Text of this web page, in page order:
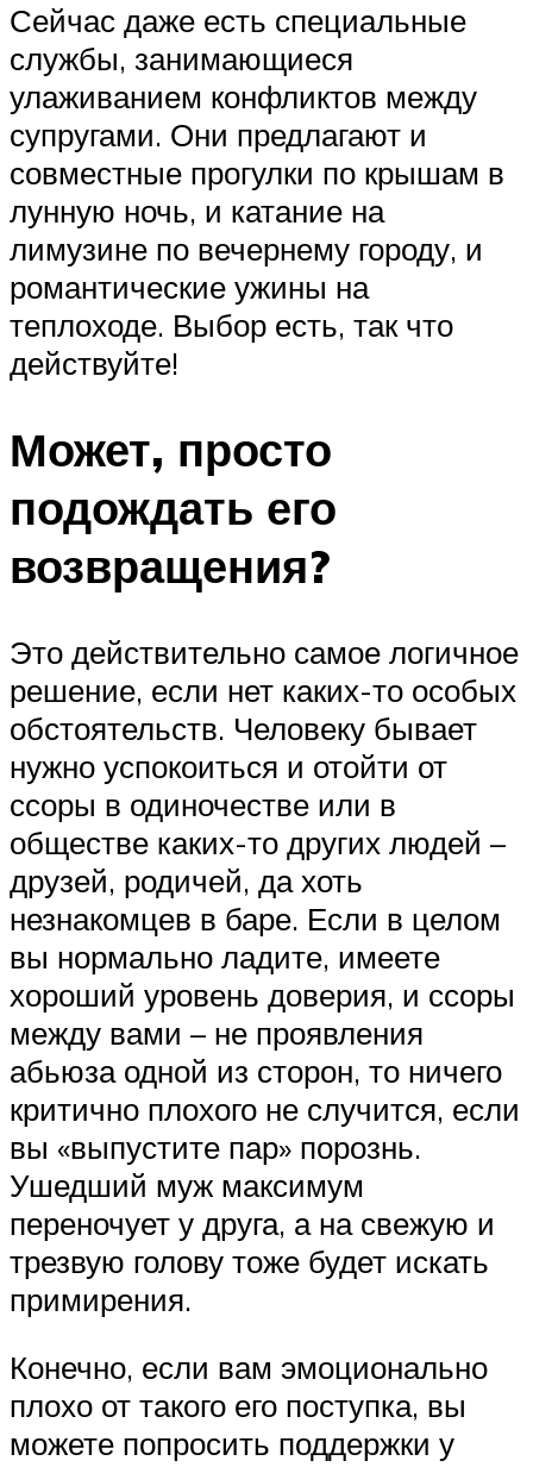
Сейчас даже есть специальные
службы, занимающиеся
улаживанием конфликтов между
супругами. Они предлагают и
совместные прогулки по крышам в
лунную ночь, и катание на
лимузине по вечернему городу, и
романтические ужины на
теплоходе. Выбор есть, так что
действуйте!
Может, просто
подождать его
возвращения?
Это действительно самое логичное
решение, если нет каких-то особых
обстоятельств. Человеку бывает
нужно успокоиться и отойти от
ссоры в одиночестве или в
обществе каких-то других людей –
друзей, родичей, да хоть
незнакомцев в баре. Если в целом
вы нормально ладите, имеете
хороший уровень доверия, и ссоры
между вами – не проявления
абьюза одной из сторон, то ничего
критично плохого не случится, если
вы «выпустите пар» порознь.
Ушедший муж максимум
переночует у друга, а на свежую и
трезвую голову тоже будет искать
примирения.
Конечно, если вам эмоционально
плохо от такого его поступка, вы
можете попросить поддержки у